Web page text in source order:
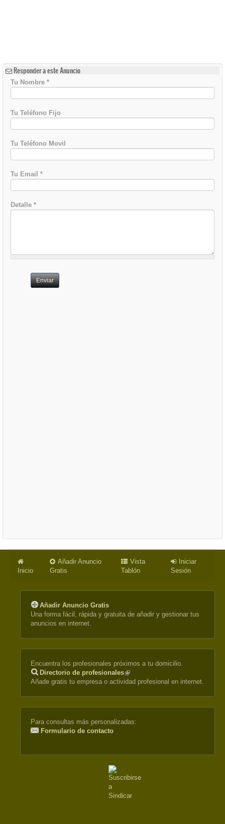
Responder a este Anuncio
Tu Nombre *
Tu Teléfono Fijo
Tu Teléfono Movil
Tu Email *
Detalle *
Enviar
Inicio
Añadir Anuncio
Gratis
Vista
Tablón
Iniciar
Sesión
Añadir Anuncio Gratis
Una forma fácil, rápida y gratuita de añadir y gestionar tus
anuncios en internet.
Encuentra los profesionales próximos a tu domicilio.
Directorio de profesionales(link
is
Añade gratis tu empresa o actividad profesional en internet.
Para consultas más personalizadas:
Formulario de contacto